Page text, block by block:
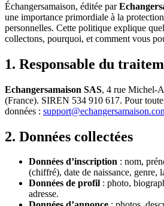
Échangersamaison, éditée par
une importance primordiale à la
personnelles. Cette politique explique
collectons, pourquoi, et comment vous
1. Responsable du
Echangersamaison SAS, 4 rue Michel-
(France). SIREN 534 910 617. Pour
données :
2. Données collectées
Données d’inscription : nom,
(chiffré), date de naissance, genre,
Données de profil : photo,
adresse.